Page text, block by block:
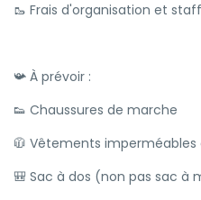
🥾 Frais d'organisation et
📯 À prévoir :
👟 Chaussures de marche
🧥 Vêtements imperméables
🎒 Sac à dos (non pas sac à